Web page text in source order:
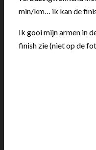
min/km… ik kan de
Ik gooi mijn armen in
finish zie (niet op de